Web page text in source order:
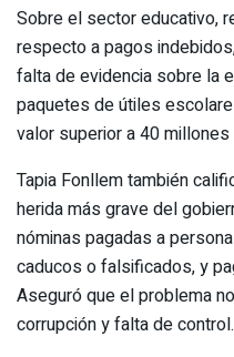
Sobre el sector educativo,
respecto a pagos
falta de evidencia sobre la
paquetes de útiles
valor superior a 40
Tapia Fonllem también
herida más grave del
nóminas pagadas a
caducos o falsificados, y
Aseguró que el problema
corrupción y falta de control.